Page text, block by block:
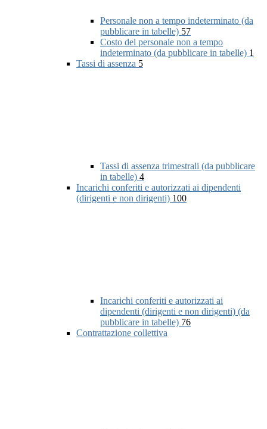
Personale non a tempo indeterminato (da
pubblicare in tabelle) 57
Costo del personale non a tempo
indeterminato (da pubblicare in tabelle) 1
Tassi di assenza 5
Tassi di assenza trimestrali (da pubblicare
in tabelle) 4
Incarichi conferiti e autorizzati ai dipendenti
(dirigenti e non dirigenti) 100
Incarichi conferiti e autorizzati ai
dipendenti (dirigenti e non dirigenti) (da
pubblicare in tabelle) 76
Contrattazione collettiva